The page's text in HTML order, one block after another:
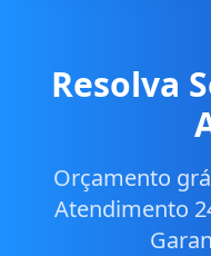
Resolva
Orçamento
Atendimento